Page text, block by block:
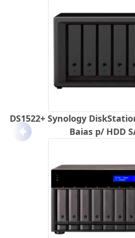
DS1522+ Synology
Baias p/ HDD
Anterior